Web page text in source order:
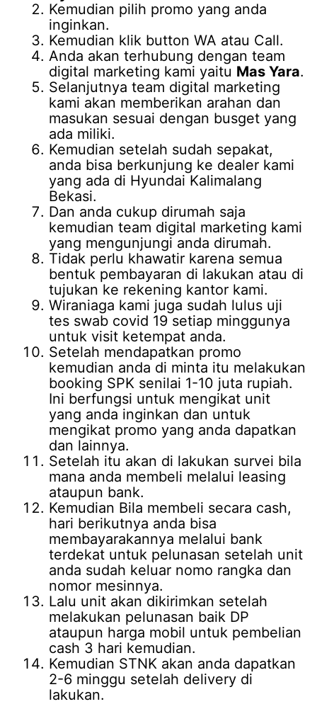
Kemudian pilih promo yang anda
inginkan.
Kemudian klik button WA atau Call.
Anda akan terhubung dengan team
digital marketing kami yaitu Mas Yara.
Selanjutnya team digital marketing
kami akan memberikan arahan dan
masukan sesuai dengan busget yang
ada miliki.
Kemudian setelah sudah sepakat,
anda bisa berkunjung ke dealer kami
yang ada di Hyundai Kalimalang
Bekasi.
Dan anda cukup dirumah saja
kemudian team digital marketing kami
yang mengunjungi anda dirumah.
Tidak perlu khawatir karena semua
bentuk pembayaran di lakukan atau di
tujukan ke rekening kantor kami.
Wiraniaga kami juga sudah lulus uji
tes swab covid 19 setiap minggunya
untuk visit ketempat anda.
Setelah mendapatkan promo
kemudian anda di minta itu melakukan
booking SPK senilai 1-10 juta rupiah.
Ini berfungsi untuk mengikat unit
yang anda inginkan dan untuk
mengikat promo yang anda dapatkan
dan lainnya.
Setelah itu akan di lakukan survei bila
mana anda membeli melalui leasing
ataupun bank.
Kemudian Bila membeli secara cash,
hari berikutnya anda bisa
membayarakannya melalui bank
terdekat untuk pelunasan setelah unit
anda sudah keluar nomo rangka dan
nomor mesinnya.
Lalu unit akan dikirimkan setelah
melakukan pelunasan baik DP
ataupun harga mobil untuk pembelian
cash 3 hari kemudian.
Kemudian STNK akan anda dapatkan
2-6 minggu setelah delivery di
lakukan.